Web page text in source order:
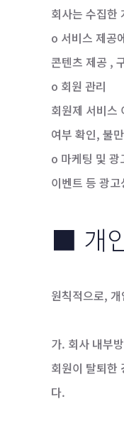
회사는 수집한
o 서비스 제공
콘텐츠 제공 ,
o 회원 관리
회원제 서비스
여부 확인, 불
o 마케팅 및 광
이벤트 등 광
■ 개
원칙적으로,
가. 회사 내부
회원이 탈퇴한
다.